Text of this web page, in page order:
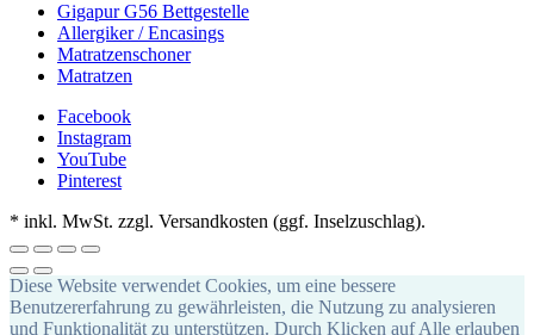
Gigapur G56 Bettgestelle
Allergiker / Encasings
Matratzenschoner
Matratzen
Facebook
Instagram
YouTube
Pinterest
* inkl. MwSt. zzgl. Versandkosten (ggf. Inselzuschlag).
Diese Website verwendet Cookies, um eine bessere
Benutzererfahrung zu gewährleisten, die Nutzung zu analysieren
und Funktionalität zu unterstützen. Durch Klicken auf Alle erlauben